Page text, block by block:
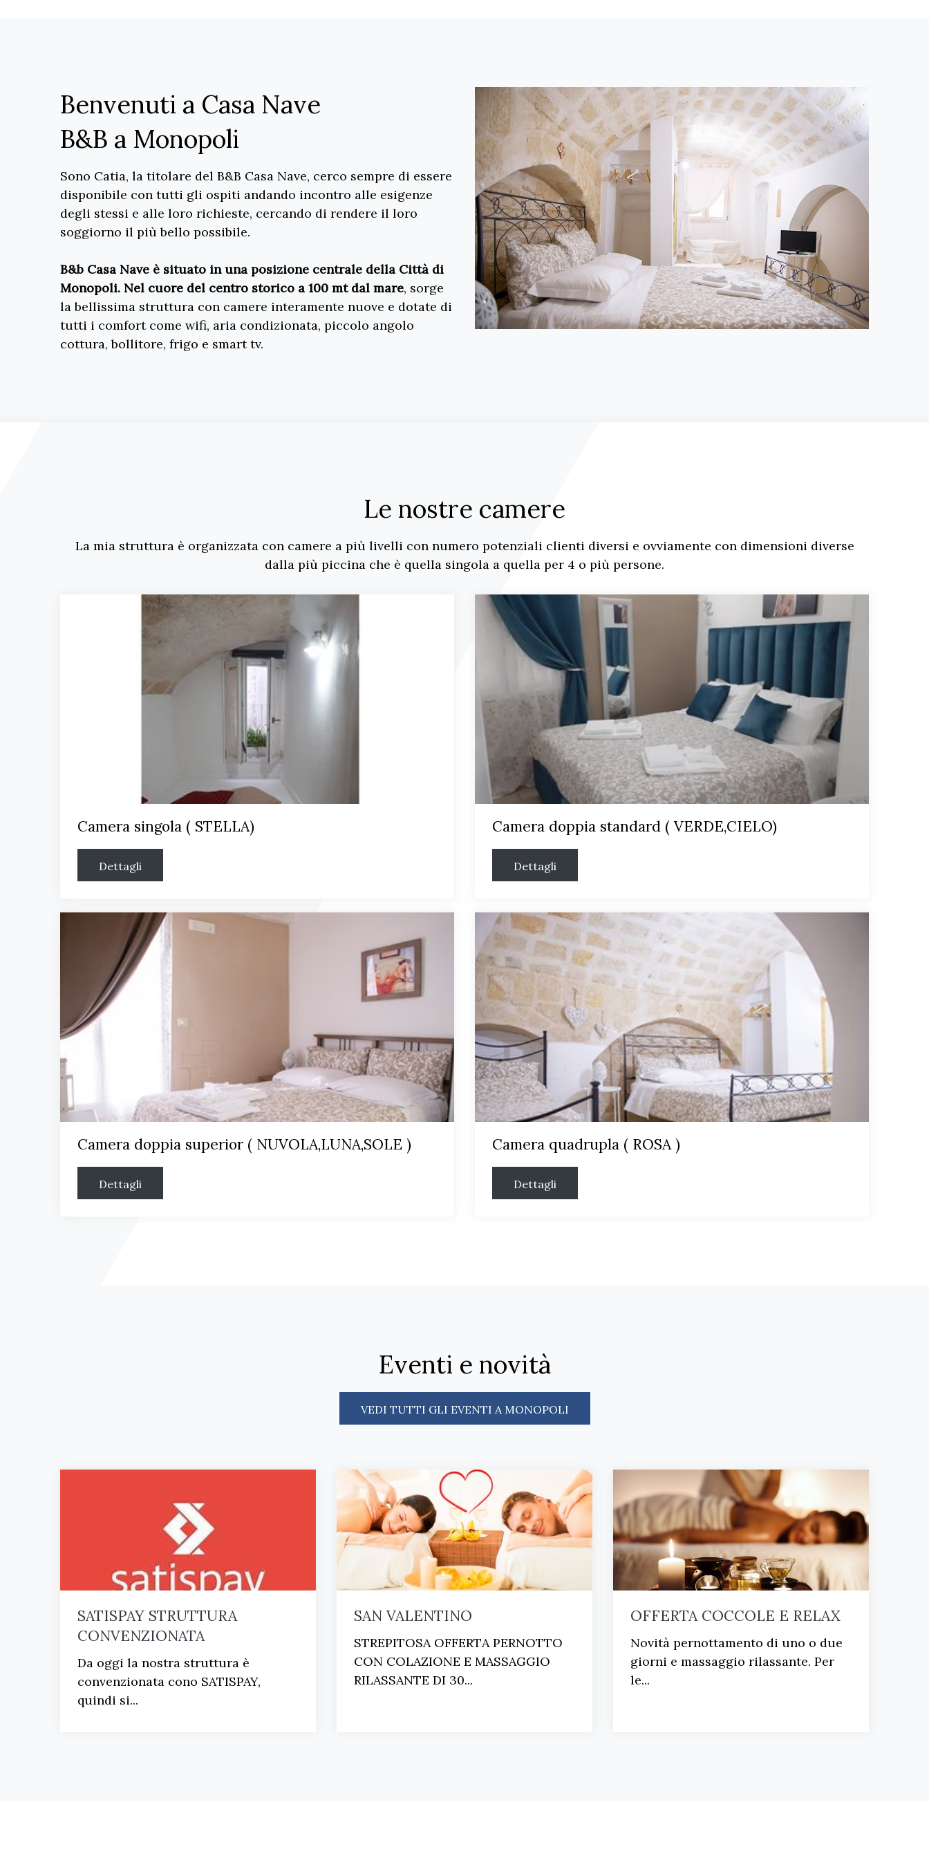
Benvenuti a Casa Nave
B&B a Monopoli
Sono Catia, la titolare del B&B Casa Nave, cerco sempre di essere
disponibile con tutti gli ospiti andando incontro alle esigenze
degli stessi e alle loro richieste, cercando di rendere il loro
soggiorno il più bello possibile.
B&b Casa Nave è situato in una posizione centrale della Città di
Monopoli. Nel cuore del centro storico a 100 mt dal mare, sorge
la bellissima struttura con camere interamente nuove e dotate di
tutti i comfort come wifi, aria condizionata, piccolo angolo
cottura, bollitore, frigo e smart tv.
Le nostre camere
La mia struttura è organizzata con camere a più livelli con numero potenziali clienti diversi e ovviamente con dimensioni diverse
dalla più piccina che è quella singola a quella per 4 o più persone.
Camera singola ( STELLA)
Dettagli
Camera doppia standard ( VERDE,CIELO)
Dettagli
Camera doppia superior ( NUVOLA,LUNA,SOLE )
Dettagli
Camera quadrupla ( ROSA )
Dettagli
Eventi e novità
VEDI TUTTI GLI EVENTI A MONOPOLI
SATISPAY STRUTTURA
CONVENZIONATA
Da oggi la nostra struttura è
convenzionata cono SATISPAY,
quindi si...
SAN VALENTINO
STREPITOSA OFFERTA PERNOTTO
CON COLAZIONE E MASSAGGIO
RILASSANTE DI 30...
OFFERTA COCCOLE E RELAX
Novità pernottamento di uno o due
giorni e massaggio rilassante. Per
le...